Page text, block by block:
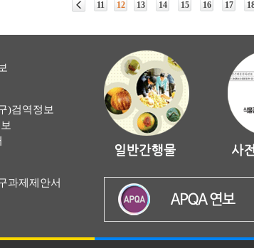
11 12 13 14 15 16 17
)검역정보
과제제안서